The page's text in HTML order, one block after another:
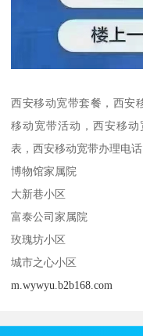
西安移动宽带套餐，西安
移动宽带活动，西安移
表，西安移动宽带办理电
博物馆家属院
大新巷小区
富泰公司家属院
玫瑰坊小区
城市之心小区
m.wywyu.b2b168.com